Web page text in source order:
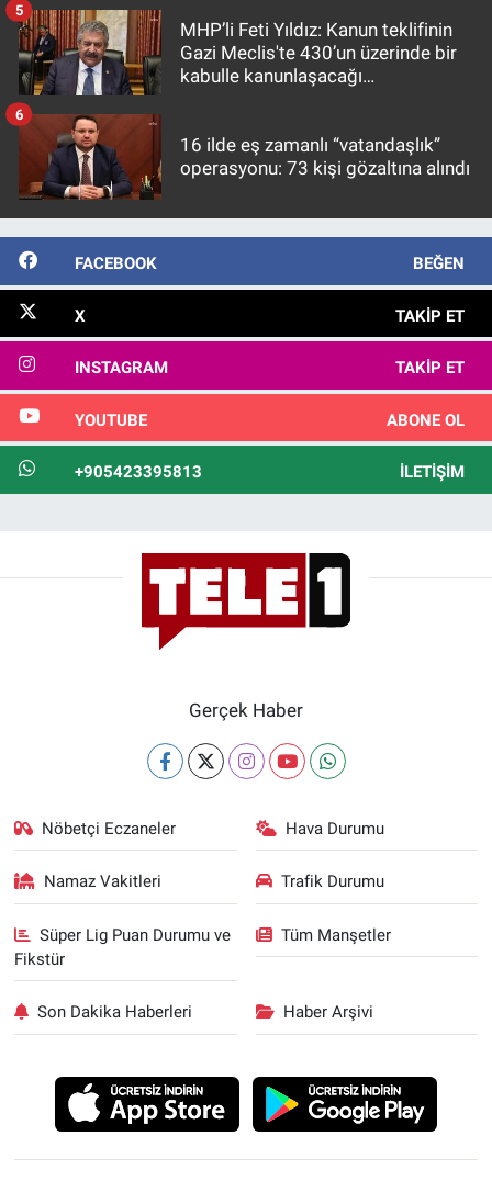
MHP’li Feti Yıldız: Kanun teklifinin
Gazi Meclis'te 430’un üzerinde bir
kabulle kanunlaşacağı
5
16 ilde eş zamanlı “vatandaşlık”
operasyonu: 73 kişi gözaltına alındı
6
FACEBOOK BEĞEN
X TAKIP ET
INSTAGRAM TAKIP ET
YOUTUBE ABONE OL
+905423395813 İLETIŞIM
Gerçek Haber
Nöbetçi Eczaneler Hava Durumu
Namaz Vakitleri Trafik Durumu
Süper Lig Puan Durumu ve
Fikstür
Tüm Manşetler
Son Dakika Haberleri Haber Arşivi